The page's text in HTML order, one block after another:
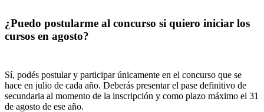
¿Puedo postularme al concurso si quiero iniciar los
cursos en agosto?
Sí, podés postular y participar únicamente en el concurso que se
hace en julio de cada año. Deberás presentar el pase definitivo de
secundaria al momento de la inscripción y como plazo máximo el 31
de agosto de ese año.